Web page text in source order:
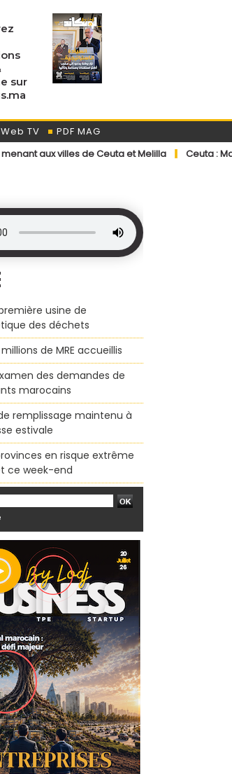
sur
Web TV
PDF MAG
de Ceuta et Melilla
Ceuta : Madrid accélère
usine de
des déchets
de MRE accueillis
des demandes de
marocains
remplissage maintenu à
estivale
en risque extrême
ce week-end